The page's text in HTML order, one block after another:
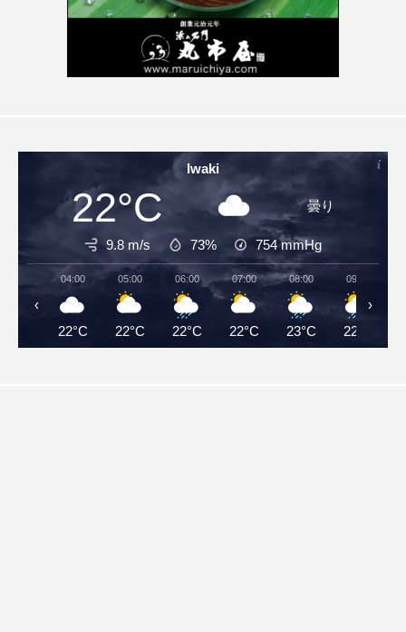
Iwaki
22°C 曇り
9.8 m/s 73% 754mmHg
04:00
22°C
05:00
22°C
06:00
22°C
07:00
22°C
08:00
23°C
09:00
22°C
‹ ›